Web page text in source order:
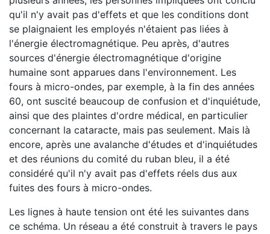
qu'il n'y avait pas d'effets et que les conditions dont
se plaignaient les employés n'étaient pas liées à
l'énergie électromagnétique. Peu après, d'autres
sources d'énergie électromagnétique d'origine
humaine sont apparues dans l'environnement. Les
fours à micro-ondes, par exemple, à la fin des années
60, ont suscité beaucoup de confusion et d'inquiétude,
ainsi que des plaintes d'ordre médical, en particulier
concernant la cataracte, mais pas seulement. Mais là
encore, après une avalanche d'études et d'inquiétudes
et des réunions du comité du ruban bleu, il a été
considéré qu'il n'y avait pas d'effets réels dus aux
fuites des fours à micro-ondes.
Les lignes à haute tension ont été les suivantes dans
ce schéma. Un réseau a été construit à travers le pays